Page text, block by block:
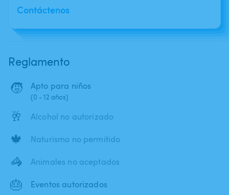
Contáctenos
Reglamento
🧒 Apto para niños
(0 - 12 años)
🥂 Alcohol no autorizado
🍁 Naturismo no permitido
🦓 Animales no aceptados
🎂 Eventos autorizados